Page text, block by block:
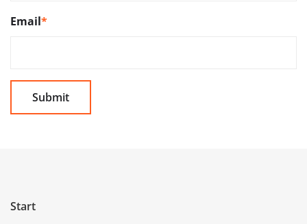
Email*
Start